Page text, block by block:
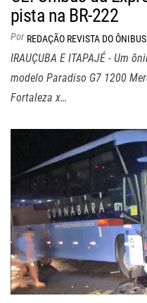
pista na BR-222
Por REDAÇÃO REVISTA DO ÔNIBUS
IRAUÇUBA E ITAPAJÉ - Um
modelo Paradiso G7 1200
Fortaleza x…